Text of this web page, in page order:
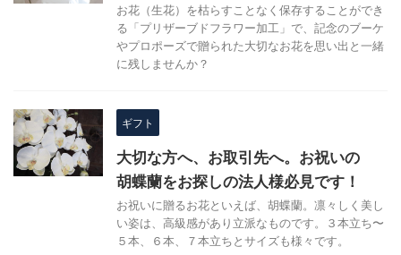
お花（生花）を枯らすことなく保存することができ
る「プリザーブドフラワー加工」で、記念のブーケ
やプロポーズで贈られた大切なお花を思い出と一緒
に残しませんか？
ギフト
大切な方へ、お取引先へ。お祝いの
胡蝶蘭をお探しの法人様必見です！
お祝いに贈るお花といえば、胡蝶蘭。凛々しく美し
い姿は、高級感があり立派なものです。３本立ち〜
５本、６本、７本立ちとサイズも様々です。